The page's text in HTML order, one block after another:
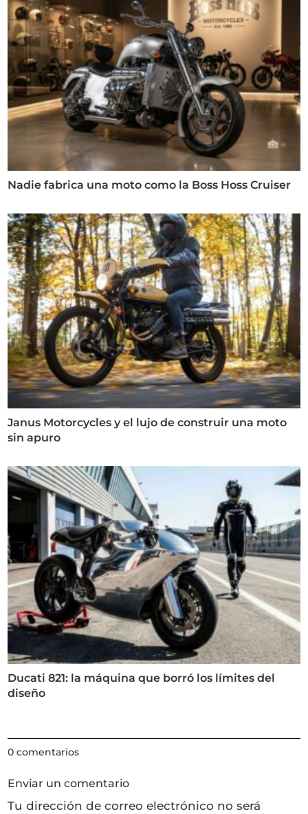
Nadie fabrica una moto como la Boss Hoss Cruiser
Janus Motorcycles y el lujo de construir una moto
sin apuro
Ducati 821: la máquina que borró los límites del
diseño
0 comentarios
Enviar un comentario
Tu dirección de correo electrónico no será